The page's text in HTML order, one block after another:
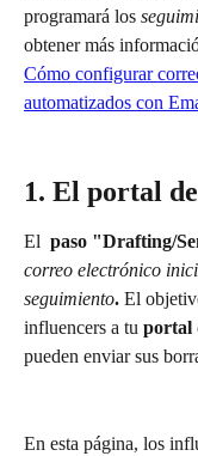
programará los
obtener más
Cómo configurar
automatizados con
1. El portal
El paso "Drafting/
correo electrónico
seguimiento. El
influencers a tu portal
pueden enviar sus
En esta página, los